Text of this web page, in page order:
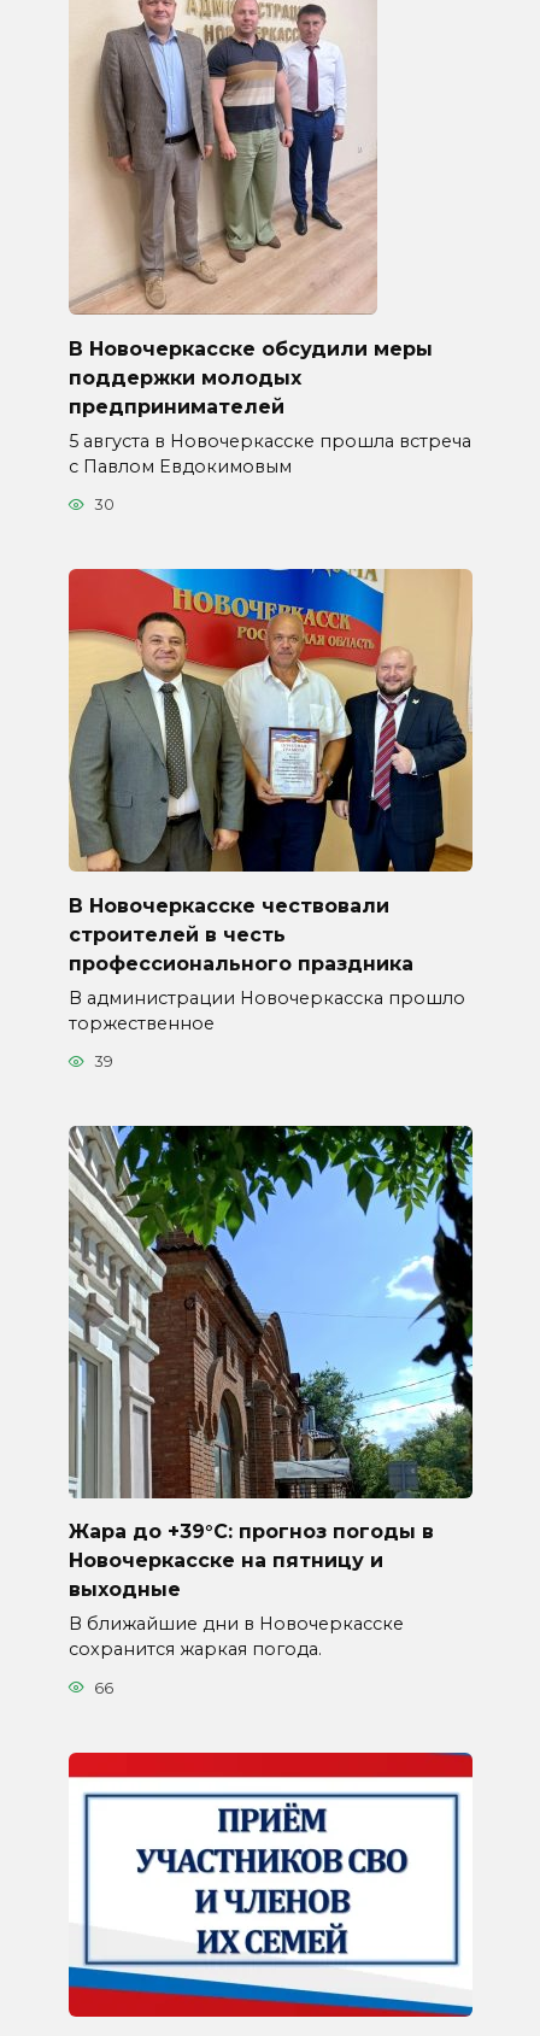
В Новочеркасске обсудили меры
поддержки молодых
предпринимателей
5 августа в Новочеркасске прошла встреча
с Павлом Евдокимовым
30
В Новочеркасске чествовали
строителей в честь
профессионального праздника
В администрации Новочеркасска прошло
торжественное
39
Жара до +39°C: прогноз погоды в
Новочеркасске на пятницу и
выходные
В ближайшие дни в Новочеркасске
сохранится жаркая погода.
66